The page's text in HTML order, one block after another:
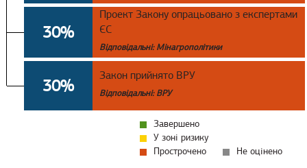
30%
Проект Закону опрацьовано з експертами
ЄС
Відповідальні: Мінагрополітики
30% Закон прийнято ВРУ
Відповідальні: ВРУ
Завершено
У зоні ризику
Прострочено
Не оцінено